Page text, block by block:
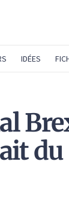
IDÉES